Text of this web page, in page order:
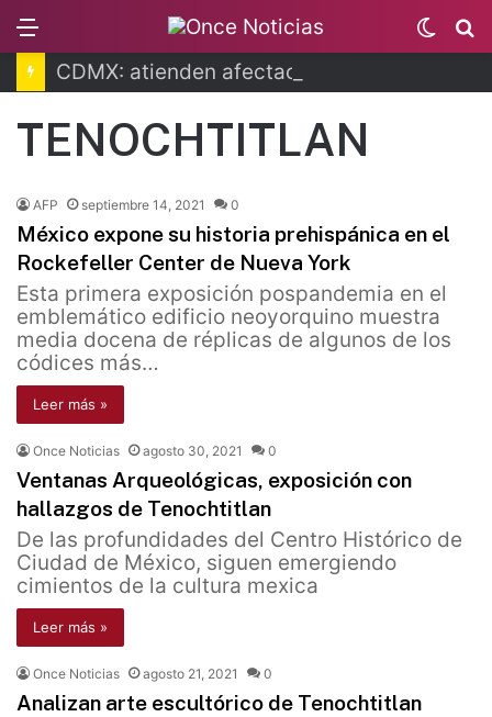
Switch
skin
TENOCHTITLAN
AFP septiembre 14, 2021 0
México expone su historia prehispánica en el
Rockefeller Center de Nueva York
Esta primera exposición pospandemia en el
emblemático edificio neoyorquino muestra
media docena de réplicas de algunos de los
códices más…
Leer más »
Once Noticias agosto 30, 2021 0
Ventanas Arqueológicas, exposición con
hallazgos de Tenochtitlan
De las profundidades del Centro Histórico de
Ciudad de México, siguen emergiendo
cimientos de la cultura mexica
Leer más »
Once Noticias agosto 21, 2021 0
Analizan arte escultórico de Tenochtitlan